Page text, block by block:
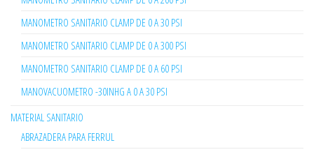
MANOMETRO SANITARIO CLAMP DE 0 A 30 PSI
MANOMETRO SANITARIO CLAMP DE 0 A 300 PSI
MANOMETRO SANITARIO CLAMP DE 0 A 60 PSI
MANOVACUOMETRO -30INHG A 0 A 30 PSI
MATERIAL SANITARIO
ABRAZADERA PARA FERRUL